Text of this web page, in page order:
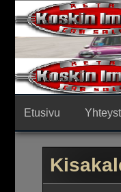
to
content
Etusivu